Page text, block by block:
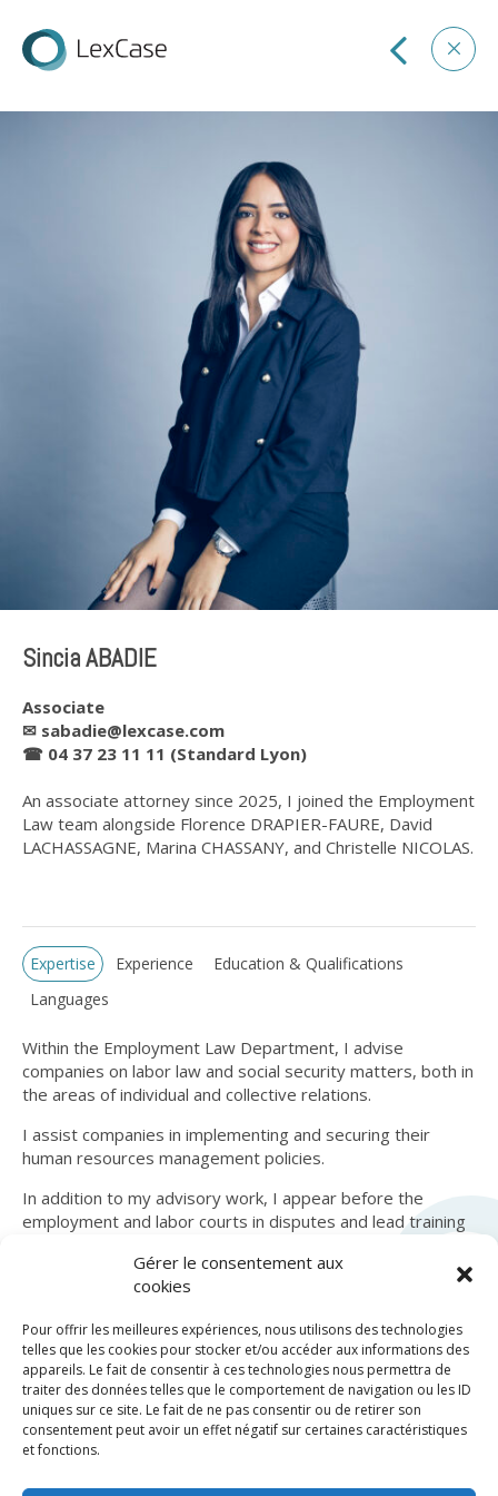
Gérer le consentement aux
cookies
Pour offrir les meilleures expériences, nous utilisons des technologies
telles que les cookies pour stocker et/ou accéder aux informations des
appareils. Le fait de consentir à ces technologies nous permettra de
traiter des données telles que le comportement de navigation ou les ID
uniques sur ce site. Le fait de ne pas consentir ou de retirer son
consentement peut avoir un effet négatif sur certaines caractéristiques
et fonctions.
Sincia ABADIE
Associate
✉ sabadie@lexcase.com
☎ 04 37 23 11 11 (Standard Lyon)
An associate attorney since 2025, I joined the Employment
Law team alongside Florence DRAPIER-FAURE, David
LACHASSAGNE, Marina CHASSANY, and Christelle NICOLAS.
Expertise Experience
Education & Qualifications
Languages
Within the Employment Law Department, I advise
companies on labor law and social security matters, both in
the areas of individual and collective relations.
I assist companies in implementing and securing their
human resources management policies.
In addition to my advisory work, I appear before the
employment and labor courts in disputes and lead training